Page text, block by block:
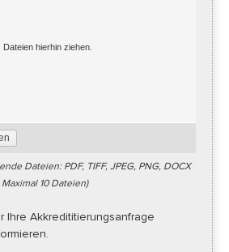
Dateien hierhin ziehen.
Dateien: PDF, TIFF, JPEG, PNG, DOCX
10 Dateien)
Ihre Akkredititierungsanfrage